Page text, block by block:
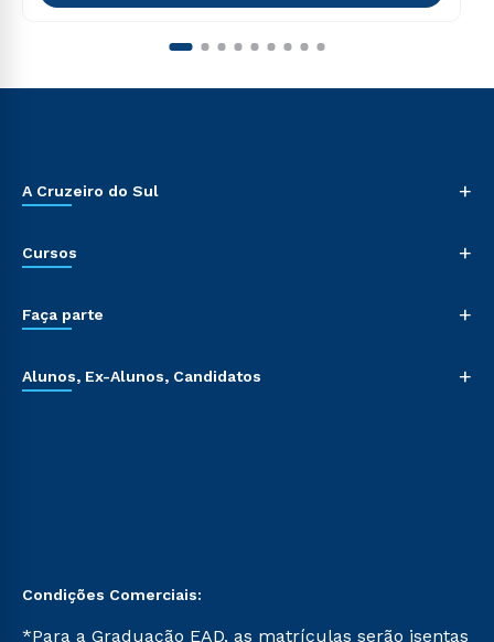
A Cruzeiro do Sul +
Cursos +
Faça parte +
Alunos, Ex-Alunos, Candidatos +
Condições Comerciais:
*Para a Graduação EAD, as matrículas serão isentas